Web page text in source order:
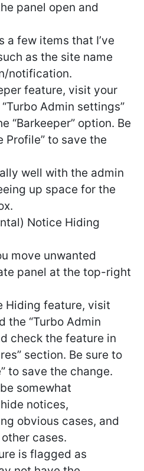
panel open and
a few items that I’ve
as the site name
notification.
feature, visit your
Admin settings”
“Barkeeper” option. Be
Profile” to save the
well with the admin
up space for the
Notice Hiding
move unwanted
panel at the top-right
Hiding feature, visit
the “Turbo Admin
check the feature in
section. Be sure to
to save the change.
somewhat
notices,
obvious cases, and
cases.
is flagged as